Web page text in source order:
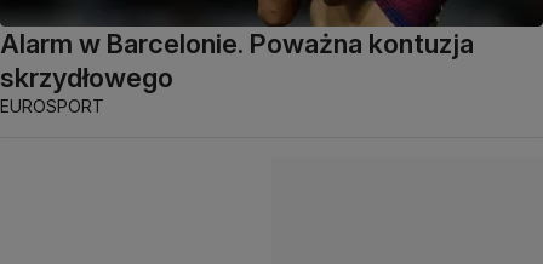
Alarm w Barcelonie. Poważna kontuzja
skrzydłowego
EUROSPORT